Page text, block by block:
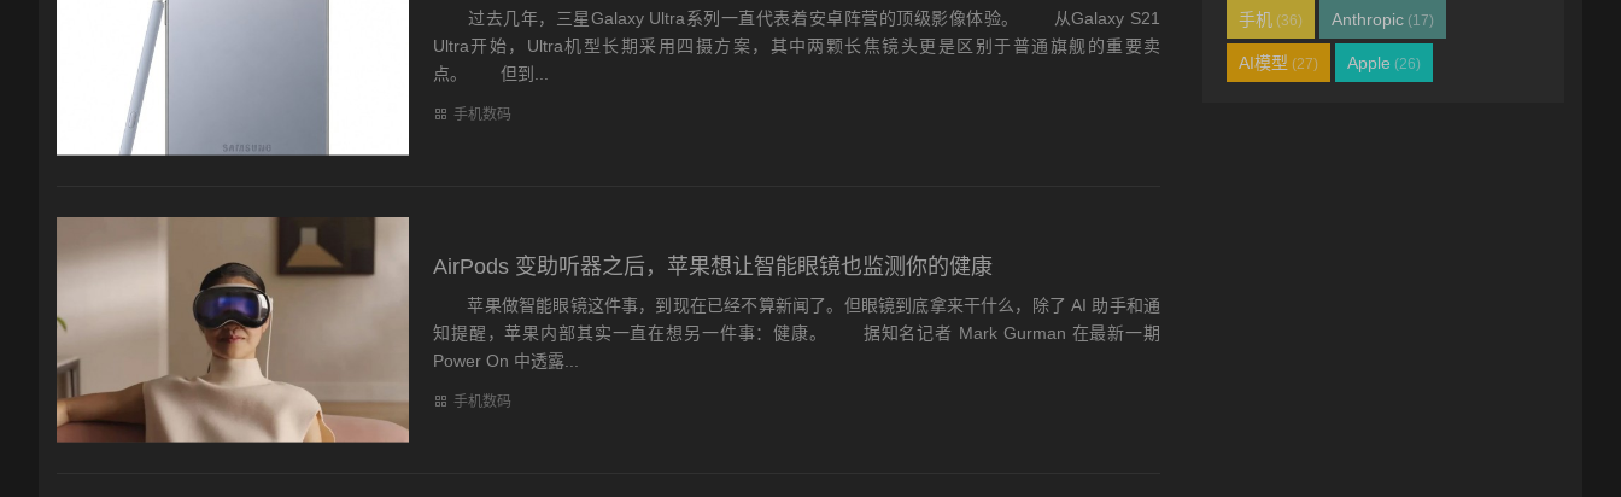
过去几年，三星Galaxy Ultra系列一直代表着安卓阵营的顶级影像体验。 从Galaxy S21
Ultra开始，Ultra机型长期采用四摄方案，其中两颗长焦镜头更是区别于普通旗舰的重要卖
点。 但到...
手机数码
AirPods 变助听器之后，苹果想让智能眼镜也监测你的健康
苹果做智能眼镜这件事，到现在已经不算新闻了。但眼镜到底拿来干什么，除了 AI 助手和通
知提醒，苹果内部其实一直在想另一件事：健康。 据知名记者 Mark Gurman 在最新一期
Power On 中透露...
手机数码
手机 (36) Anthropic (17)
AI模型 (27) Apple (26)